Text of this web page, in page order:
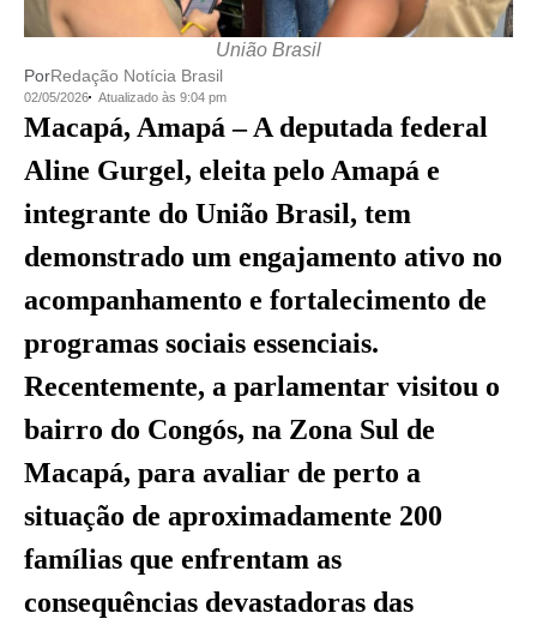
União Brasil
PorRedação Notícia Brasil
02/05/2026 Atualizado às 9:04 pm
Macapá, Amapá – A deputada federal
Aline Gurgel, eleita pelo Amapá e
integrante do União Brasil, tem
demonstrado um engajamento ativo no
acompanhamento e fortalecimento de
programas sociais essenciais.
Recentemente, a parlamentar visitou o
bairro do Congós, na Zona Sul de
Macapá, para avaliar de perto a
situação de aproximadamente 200
famílias que enfrentam as
consequências devastadoras das